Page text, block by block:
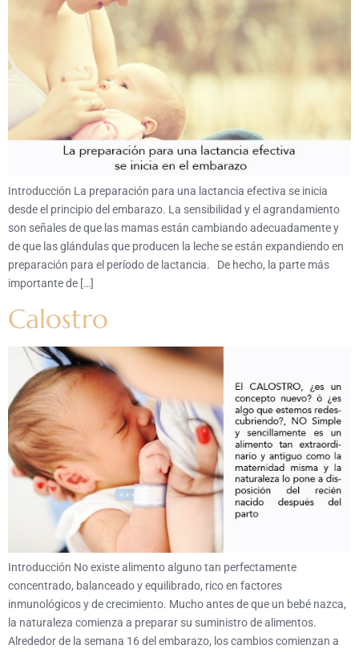
Introducción La preparación para una lactancia efectiva se inicia
desde el principio del embarazo. La sensibilidad y el agrandamiento
son señales de que las mamas están cambiando adecuadamente y
de que las glándulas que producen la leche se están expandiendo en
preparación para el período de lactancia. De hecho, la parte más
importante de […]
Calostro
Introducción No existe alimento alguno tan perfectamente
concentrado, balanceado y equilibrado, rico en factores
inmunológicos y de crecimiento. Mucho antes de que un bebé nazca,
la naturaleza comienza a preparar su suministro de alimentos.
Alrededor de la semana 16 del embarazo, los cambios comienzan a